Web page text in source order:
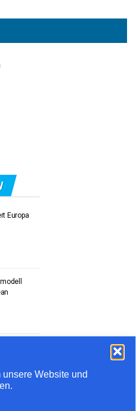
Website und
Europa